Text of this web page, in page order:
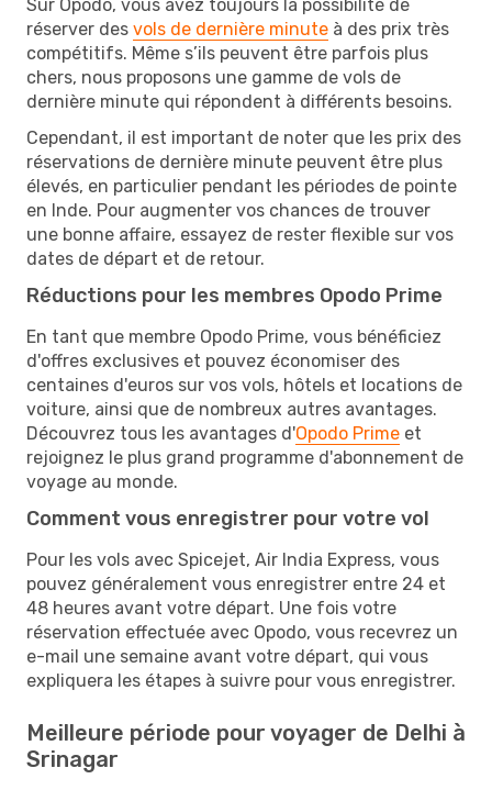
Sur Opodo, vous avez toujours la possibilité de
réserver des vols de dernière minute à des prix très
compétitifs. Même s’ils peuvent être parfois plus
chers, nous proposons une gamme de vols de
dernière minute qui répondent à différents besoins.
Cependant, il est important de noter que les prix des
réservations de dernière minute peuvent être plus
élevés, en particulier pendant les périodes de pointe
en Inde. Pour augmenter vos chances de trouver
une bonne affaire, essayez de rester flexible sur vos
dates de départ et de retour.
Réductions pour les membres Opodo Prime
En tant que membre Opodo Prime, vous bénéficiez
d'offres exclusives et pouvez économiser des
centaines d'euros sur vos vols, hôtels et locations de
voiture, ainsi que de nombreux autres avantages.
Découvrez tous les avantages d'Opodo Prime et
rejoignez le plus grand programme d'abonnement de
voyage au monde.
Comment vous enregistrer pour votre vol
Pour les vols avec Spicejet, Air India Express, vous
pouvez généralement vous enregistrer entre 24 et
48 heures avant votre départ. Une fois votre
réservation effectuée avec Opodo, vous recevrez un
e-mail une semaine avant votre départ, qui vous
expliquera les étapes à suivre pour vous enregistrer.
Meilleure période pour voyager de Delhi à
Srinagar